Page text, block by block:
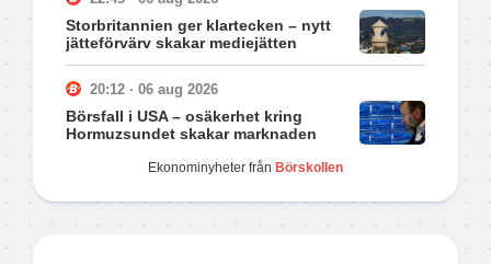
Storbritannien ger klartecken – nytt
jätteförvärv skakar mediejätten
20:12 · 06 aug 2026
Börsfall i USA – osäkerhet kring
Hormuzsundet skakar marknaden
Ekonominyheter från Börskollen